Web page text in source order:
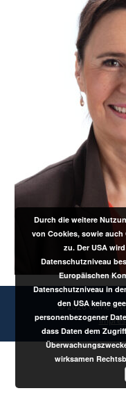
© 2026 Offner
Durch die weitere
von Cookies, sowie
zu. Der USA
Datenschutzniveau
Europäischen
Datenschutzniveau in
den USA keine
personenbezogener
dass Daten dem
wirksamen